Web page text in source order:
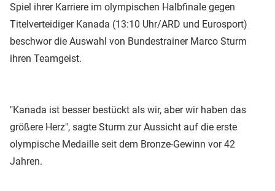
Spiel ihrer Karriere im olympischen Halbfinale gegen
Titelverteidiger Kanada (13:10 Uhr/ARD und Eurosport)
beschwor die Auswahl von Bundestrainer Marco Sturm
ihren Teamgeist.
"Kanada ist besser bestückt als wir, aber wir haben das
größere Herz", sagte Sturm zur Aussicht auf die erste
olympische Medaille seit dem Bronze-Gewinn vor 42
Jahren.